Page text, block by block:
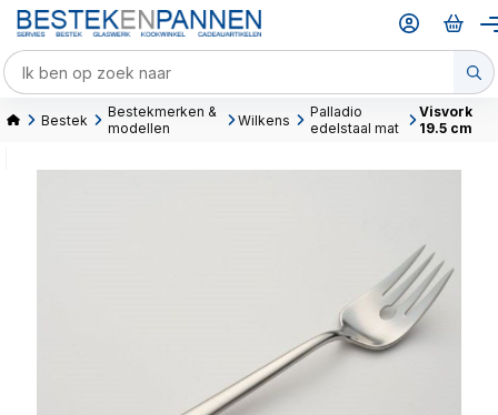
Bestek
Bestekmerken &
modellen
Wilkens
Palladio
edelstaal mat
Visvork
19.5 cm